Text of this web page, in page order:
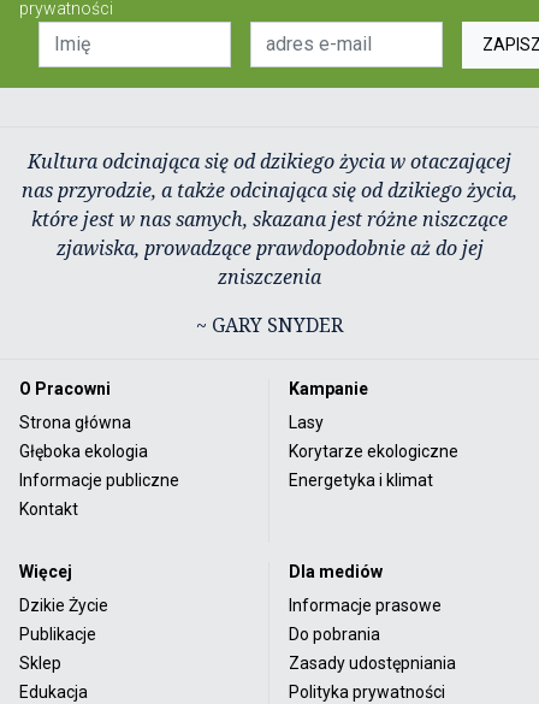
prywatności
Kultura odcinająca się od dzikiego życia w otaczającej
nas przyrodzie, a także odcinająca się od dzikiego życia,
które jest w nas samych, skazana jest różne niszczące
zjawiska, prowadzące prawdopodobnie aż do jej
zniszczenia
~ GARY SNYDER
O Pracowni
Strona główna
Głęboka ekologia
Informacje publiczne
Kontakt
Kampanie
Lasy
Korytarze ekologiczne
Energetyka i klimat
Więcej
Dzikie Życie
Publikacje
Sklep
Edukacja
Dla mediów
Informacje prasowe
Do pobrania
Zasady udostępniania
Polityka prywatności